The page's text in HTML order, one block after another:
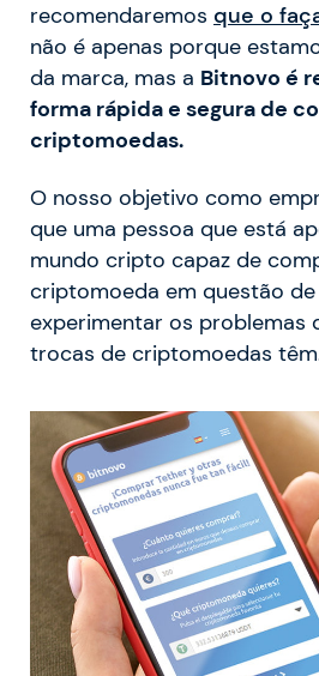
recomendaremos que o
não é apenas porque
da marca, mas a Bitnovo é
forma rápida e segura de
criptomoedas.
O nosso objetivo como
que uma pessoa que está
mundo cripto capaz de
criptomoeda em questão de
experimentar os problemas
trocas de criptomoedas